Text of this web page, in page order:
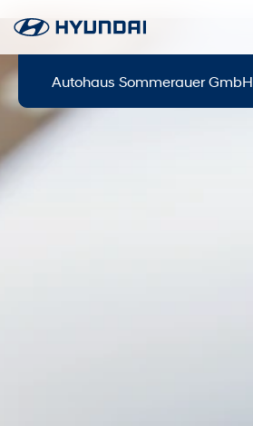
Autohaus Sommerauer GmbH